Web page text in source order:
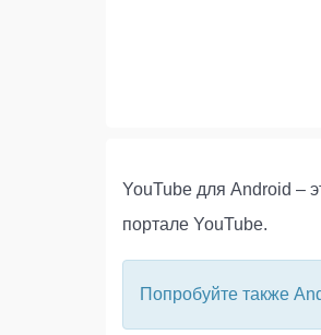
YouTube для Android –
портале YouTube.
Попробуйте также